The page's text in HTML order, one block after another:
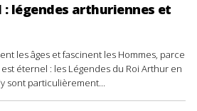
: légendes arthuriennes et
les âges et fascinent les Hommes, parce
éternel : les Légendes du Roi Arthur en
sont particulièrement...